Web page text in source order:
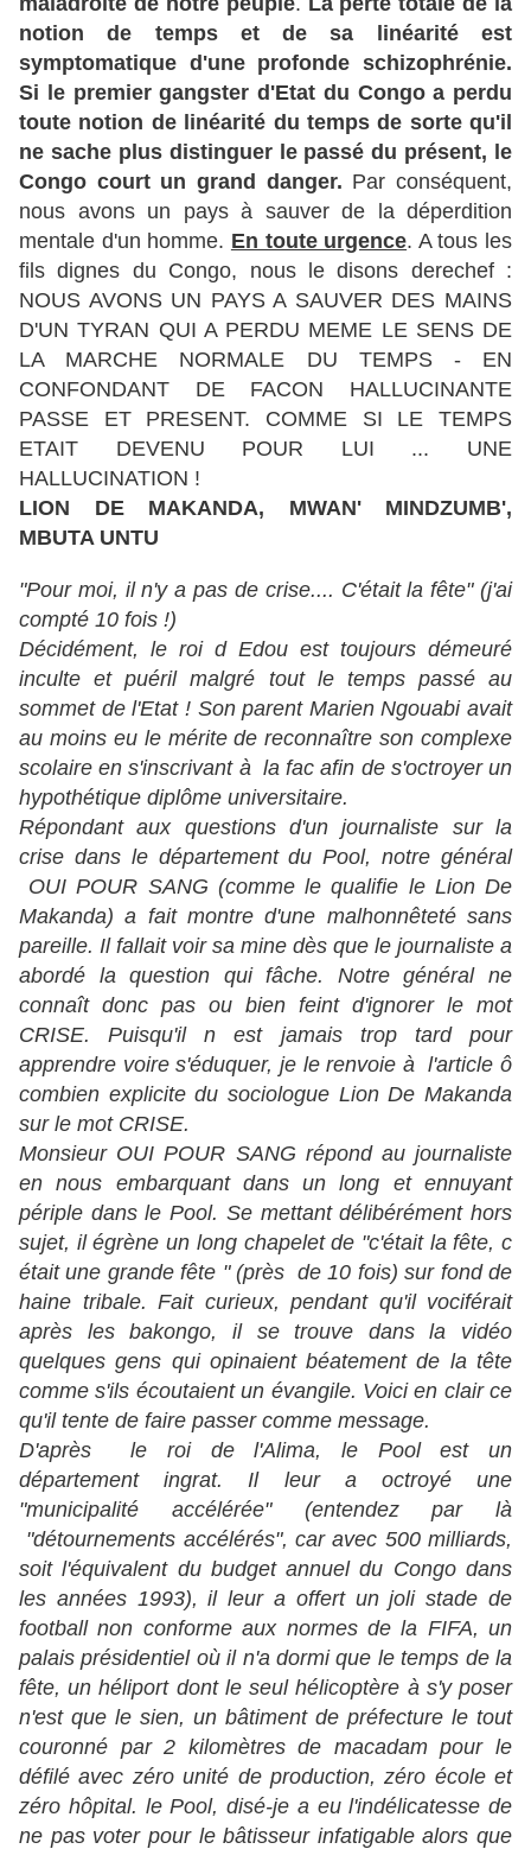
notion de temps et de sa linéarité est
symptomatique d'une profonde schizophrénie.
Si le premier gangster d'Etat du Congo a perdu
toute notion de linéarité du temps de sorte qu'il
ne sache plus distinguer le passé du présent, le
Congo court un grand danger. Par conséquent,
nous avons un pays à sauver de la déperdition
mentale d'un homme. En toute urgence. A tous les
fils dignes du Congo, nous le disons derechef :
NOUS AVONS UN PAYS A SAUVER DES MAINS
D'UN TYRAN QUI A PERDU MEME LE SENS DE
LA MARCHE NORMALE DU TEMPS - EN
CONFONDANT DE FACON HALLUCINANTE
PASSE ET PRESENT. COMME SI LE TEMPS
ETAIT DEVENU POUR LUI ... UNE
HALLUCINATION !
LION DE MAKANDA, MWAN' MINDZUMB',
MBUTA UNTU
"Pour moi, il n'y a pas de crise.... C'était la fête" (j'ai
compté 10 fois !)
Décidément, le roi d Edou est toujours démeuré
inculte et puéril malgré tout le temps passé au
sommet de l'Etat ! Son parent Marien Ngouabi avait
au moins eu le mérite de reconnaître son complexe
scolaire en s'inscrivant à la fac afin de s'octroyer un
hypothétique diplôme universitaire.
Répondant aux questions d'un journaliste sur la
crise dans le département du Pool, notre général
OUI POUR SANG (comme le qualifie le Lion De
Makanda) a fait montre d'une malhonnêteté sans
pareille. Il fallait voir sa mine dès que le journaliste a
abordé la question qui fâche. Notre général ne
connaît donc pas ou bien feint d'ignorer le mot
CRISE. Puisqu'il n est jamais trop tard pour
apprendre voire s'éduquer, je le renvoie à l'article ô
combien explicite du sociologue Lion De Makanda
sur le mot CRISE.
Monsieur OUI POUR SANG répond au journaliste
en nous embarquant dans un long et ennuyant
périple dans le Pool. Se mettant délibérément hors
sujet, il égrène un long chapelet de "c'était la fête, c
était une grande fête " (près de 10 fois) sur fond de
haine tribale. Fait curieux, pendant qu'il vociférait
après les bakongo, il se trouve dans la vidéo
quelques gens qui opinaient béatement de la tête
comme s'ils écoutaient un évangile. Voici en clair ce
qu'il tente de faire passer comme message.
D'après le roi de l'Alima, le Pool est un
département ingrat. Il leur a octroyé une
"municipalité accélérée" (entendez par là
"détournements accélérés", car avec 500 milliards,
soit l'équivalent du budget annuel du Congo dans
les années 1993), il leur a offert un joli stade de
football non conforme aux normes de la FIFA, un
palais présidentiel où il n'a dormi que le temps de la
fête, un héliport dont le seul hélicoptère à s'y poser
n'est que le sien, un bâtiment de préfecture le tout
couronné par 2 kilomètres de macadam pour le
défilé avec zéro unité de production, zéro école et
zéro hôpital. le Pool, disé-je a eu l'indélicatesse de
ne pas voter pour le bâtisseur infatigable alors que